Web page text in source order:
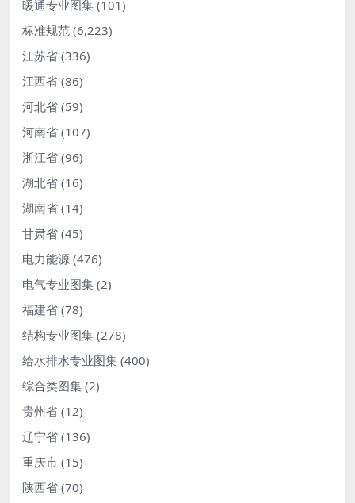
暖通专业图集 (101)
标准规范 (6,223)
江苏省 (336)
江西省 (86)
河北省 (59)
河南省 (107)
浙江省 (96)
湖北省 (16)
湖南省 (14)
甘肃省 (45)
电力能源 (476)
电气专业图集 (2)
福建省 (78)
结构专业图集 (278)
给水排水专业图集 (400)
综合类图集 (2)
贵州省 (12)
辽宁省 (136)
重庆市 (15)
陕西省 (70)